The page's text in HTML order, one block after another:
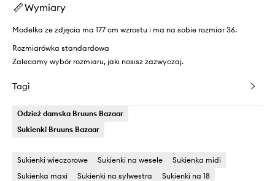
Wymiary
Modelka ze zdjęcia ma 177 cm wzrostu i ma na sobie rozmiar 36.
Rozmiarówka standardowa
Zalecamy wybór rozmiaru, jaki nosisz zazwyczaj.
Tagi
Odzież damska Bruuns Bazaar
Sukienki Bruuns Bazaar
Sukienki wieczorowe Sukienki na wesele
Sukienka midi
Sukienka maxi
Sukienki na sylwestra
Sukienki na 18